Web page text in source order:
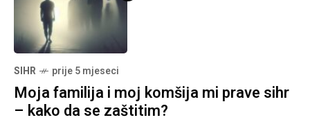
SIHR prije 5 mjeseci
Moja familija i moj komšija mi prave sihr
– kako da se zaštitim?